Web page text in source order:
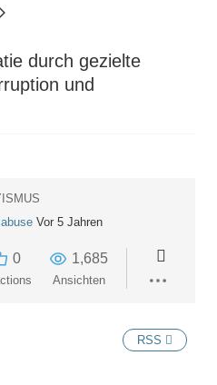
durch gezielte
und
Vor 5 Jahren
0 1,685
Ansichten
RSS